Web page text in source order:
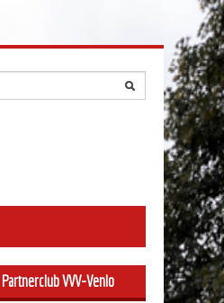
Partnerclub VVV-Venlo